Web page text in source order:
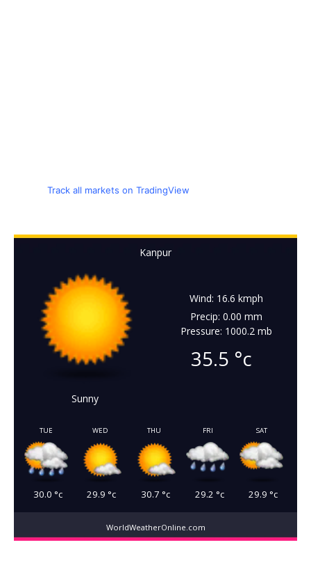
Track all markets on TradingView
Kanpur
Sunny
Wind: 16.6 kmph
Precip: 0.00 mm
Pressure: 1000.2 mb
35.5 °c
TUE
30.0 °c
WED
29.9 °c
THU
30.7 °c
FRI
29.2 °c
SAT
29.9 °c
WorldWeatherOnline.com